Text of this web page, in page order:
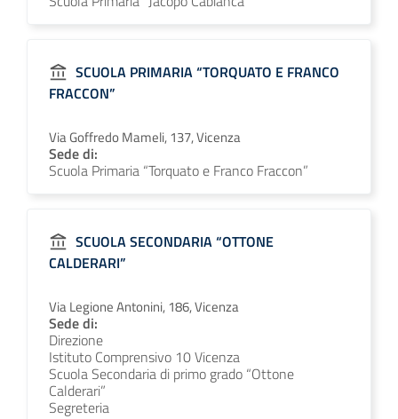
SCUOLA PRIMARIA “TORQUATO E FRANCO
FRACCON”
Via Goffredo Mameli, 137, Vicenza
Sede di:
Scuola Primaria “Torquato e Franco Fraccon”
SCUOLA SECONDARIA “OTTONE
CALDERARI”
Via Legione Antonini, 186, Vicenza
Sede di:
Direzione
Istituto Comprensivo 10 Vicenza
Scuola Secondaria di primo grado “Ottone
Calderari”
Segreteria